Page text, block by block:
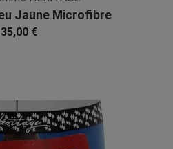
Jaune Microfibre
35,00 €